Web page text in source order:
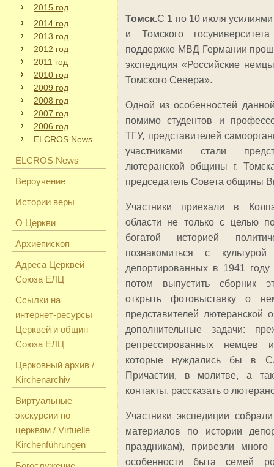
2015 год
2014 год
2013 год
2012 год
2011 год
2010 год
2009 год
2008 год
2007 год
2006 год
ELCROS News
ELCROS News
Вероучение
Истории веры
О Церкви
Архиепископ
Адреса Церквей
Союза ЕЛЦ
Ссылки на
интернет-ресурсы
Церквей и общин
Союза ЕЛЦ
Церковный архив /
Kirchenarchiv
Виртуальные
экскурсии по
церквям / Virtuelle
Kirchenführungen
Томск.С 1 по 10 июля
и Томского
поддержке МВД Германии
экспедиция «Российские
Томского Севера».
Одной из особенностей
помимо студентов и
ТГУ, представителей
участниками стали
лютеранской общины г.
председатель Совета общины
Участники приехали в
области не только с целью
богатой историей
познакомиться с
депортированных в 1941
потом выпустить сборник
открыть фотовыставку о
представителей
дополнительные задачи:
репрессированных немцев
которые нуждались бы в
Причастии, в молитве, а
контакты, рассказать о
Участники экспедиции
материалов по истории
праздникам), привезли
особенности быта семей